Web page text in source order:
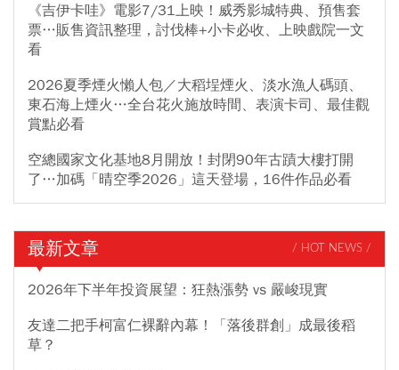
《吉伊卡哇》電影7/31上映！威秀影城特典、預售套
票…販售資訊整理，討伐棒+小卡必收、上映戲院一文
看
2026夏季煙火懶人包／大稻埕煙火、淡水漁人碼頭、
東石海上煙火…全台花火施放時間、表演卡司、最佳觀
賞點必看
空總國家文化基地8月開放！封閉90年古蹟大樓打開
了…加碼「晴空季2026」這天登場，16件作品必看
最新文章 / HOT NEWS /
2026年下半年投資展望：狂熱漲勢 vs 嚴峻現實
友達二把手柯富仁裸辭內幕！「落後群創」成最後稻
草？